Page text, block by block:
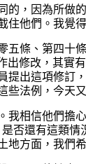
，因為所
他們。我覺
條、第四十
出修改，其
出這項修
法例，今天
相信他們擔
否還有這類
方面，我們